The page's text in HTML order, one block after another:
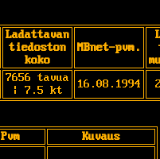
Ladattavan
tiedoston
koko
MBnet-pvm.
7656 tavua
| 7.5 kt
16.08.1994
Pvm Kuvaus